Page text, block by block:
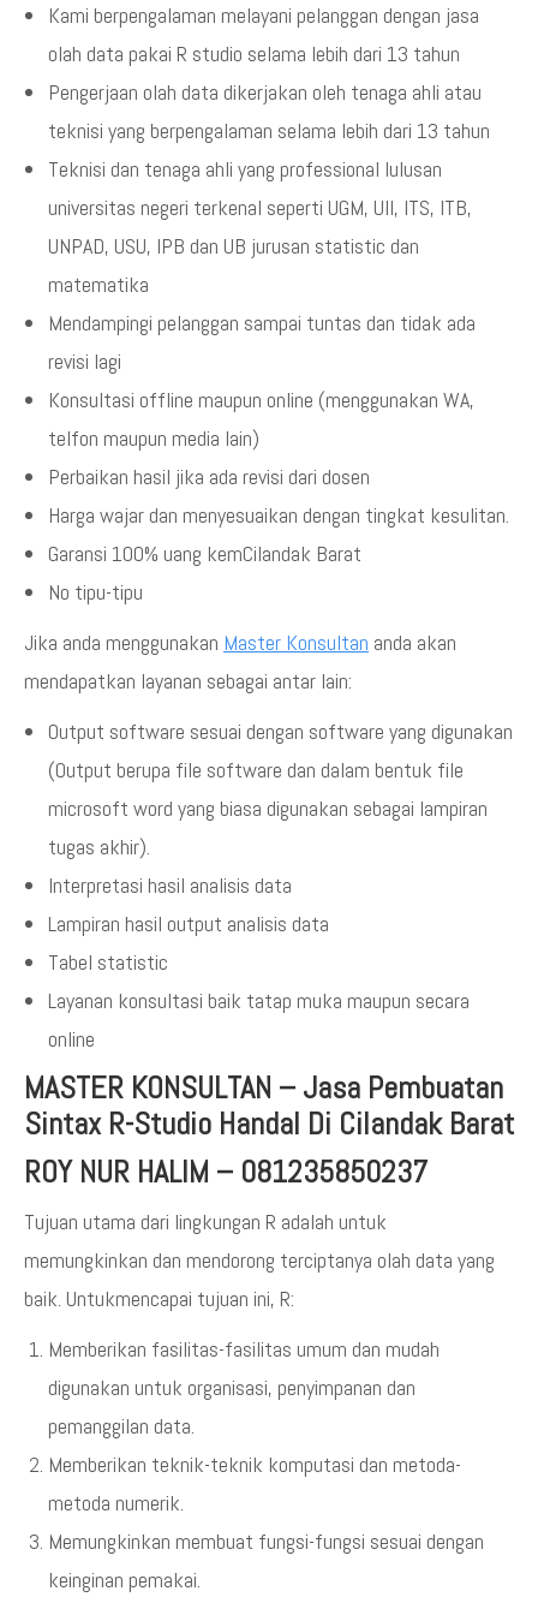
Kami berpengalaman melayani pelanggan dengan jasa
olah data pakai R studio selama lebih dari 13 tahun
Pengerjaan olah data dikerjakan oleh tenaga ahli atau
teknisi yang berpengalaman selama lebih dari 13 tahun
Teknisi dan tenaga ahli yang professional lulusan
universitas negeri terkenal seperti UGM, UII, ITS, ITB,
UNPAD, USU, IPB dan UB jurusan statistic dan
matematika
Mendampingi pelanggan sampai tuntas dan tidak ada
revisi lagi
Konsultasi offline maupun online (menggunakan WA,
telfon maupun media lain)
Perbaikan hasil jika ada revisi dari dosen
Harga wajar dan menyesuaikan dengan tingkat kesulitan.
Garansi 100% uang kemCilandak Barat
No tipu-tipu
Jika anda menggunakan Master Konsultan anda akan
mendapatkan layanan sebagai antar lain:
Output software sesuai dengan software yang digunakan
(Output berupa file software dan dalam bentuk file
microsoft word yang biasa digunakan sebagai lampiran
tugas akhir).
Interpretasi hasil analisis data
Lampiran hasil output analisis data
Tabel statistic
Layanan konsultasi baik tatap muka maupun secara
online
MASTER KONSULTAN – Jasa Pembuatan
Sintax R-Studio Handal Di Cilandak Barat
ROY NUR HALIM – 081235850237
Tujuan utama dari lingkungan R adalah untuk
memungkinkan dan mendorong terciptanya olah data yang
baik. Untukmencapai tujuan ini, R:
Memberikan fasilitas-fasilitas umum dan mudah
digunakan untuk organisasi, penyimpanan dan
pemanggilan data.
Memberikan teknik-teknik komputasi dan metoda-
metoda numerik.
Memungkinkan membuat fungsi-fungsi sesuai dengan
keinginan pemakai.